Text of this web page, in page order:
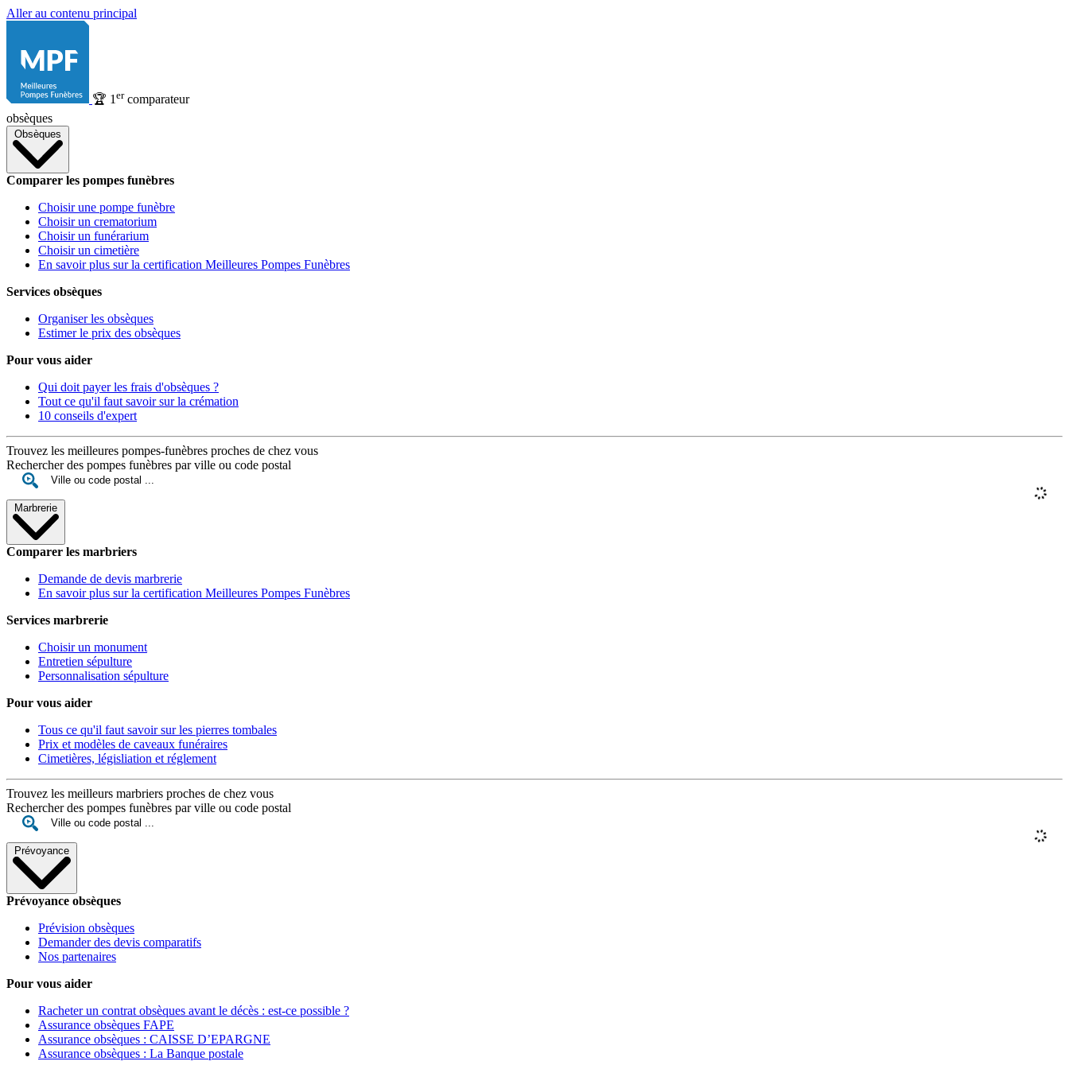
Aller au contenu principal
🏆 1 ercomparateur
obsèques
Obsèques
Comparer les pompes funèbres
Choisir une pompe funèbre
Choisir un crematorium
Choisir un funérarium
Choisir un cimetière
En savoir plus sur la certification Meilleures Pompes Funèbres
Services obsèques
Organiser les obsèques
Estimer le prix des obsèques
Pour vous aider
Qui doit payer les frais d'obsèques ?
Tout ce qu'il faut savoir sur la crémation
10 conseils d'expert
Trouvez les meilleures pompes-funèbres proches de chez vous
Rechercher des pompes funèbres par ville ou code postal
Marbrerie
Comparer les marbriers
Demande de devis marbrerie
En savoir plus sur la certification Meilleures Pompes Funèbres
Services marbrerie
Choisir un monument
Entretien sépulture
Personnalisation sépulture
Pour vous aider
Tous ce qu'il faut savoir sur les pierres tombales
Prix et modèles de caveaux funéraires
Cimetières, législiation et réglement
Trouvez les meilleurs marbriers proches de chez vous
Rechercher des pompes funèbres par ville ou code postal
Prévoyance
Prévoyance obsèques
Prévision obsèques
Demander des devis comparatifs
Nos partenaires
Pour vous aider
Racheter un contrat obsèques avant le décès : est-ce possible ?
Assurance obsèques FAPE
Assurance obsèques : CAISSE D’EPARGNE
Assurance obsèques : La Banque postale